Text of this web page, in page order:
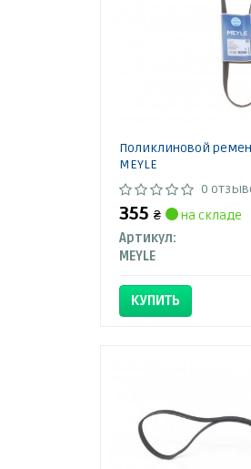
Поликлиновой
MEYLE
0
355 ₴
на складе
Артикул:
MEYLE
КУПИТЬ